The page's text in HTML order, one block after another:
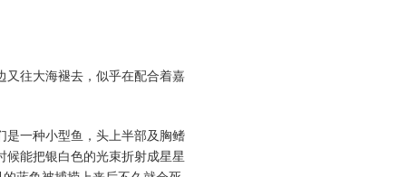
又往大海褪去，似乎在配合着嘉
是一种小型鱼，头上半部及胸鳍
能把银白色的光束折射成星星